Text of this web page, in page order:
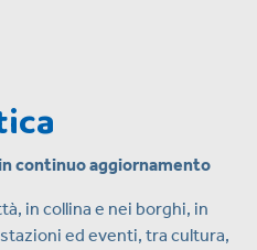
continuo aggiornamento
in collina e nei borghi, in
ed eventi, tra cultura,